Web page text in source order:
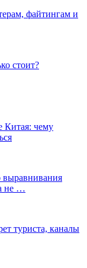
файтингам и
стоит?
Китая: чему
выравнивания
не …
туриста, каналы